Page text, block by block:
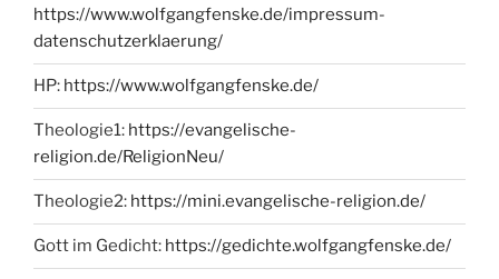
https://www.wolfgangfenske.de/impressum-
datenschutzerklaerung/
HP: https://www.wolfgangfenske.de/
Theologie1: https://evangelische-
religion.de/ReligionNeu/
Theologie2: https://mini.evangelische-religion.de/
Gott im Gedicht: https://gedichte.wolfgangfenske.de/